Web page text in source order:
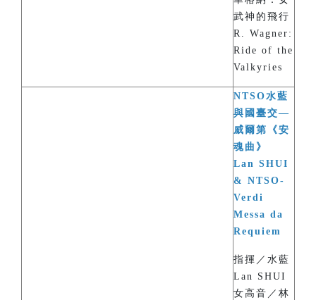
武神的飛行
R. Wagner:
Ride of the
Valkyries
NTSO水藍
與國臺交—
威爾第《安
魂曲》
Lan SHUI
& NTSO-
Verdi
Messa da
Requiem
指揮／水藍
Lan SHUI
女高音／林